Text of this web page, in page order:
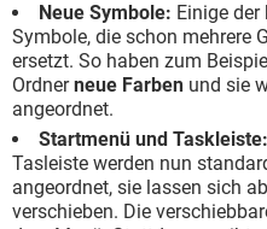
Neue Symbole: Einige
Symbole, die schon mehrere
ersetzt. So haben zum
Ordnerneue Farben und sie
angeordnet.
Startmenü und Taskleiste:
Tasleiste werden nun
angeordnet, sie lassen sich
verschieben. Die